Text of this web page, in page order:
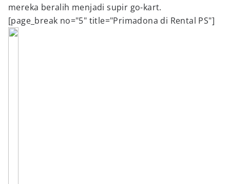
mereka beralih menjadi supir go-kart.
[page_break no="5" title="Primadona di Rental PS"]